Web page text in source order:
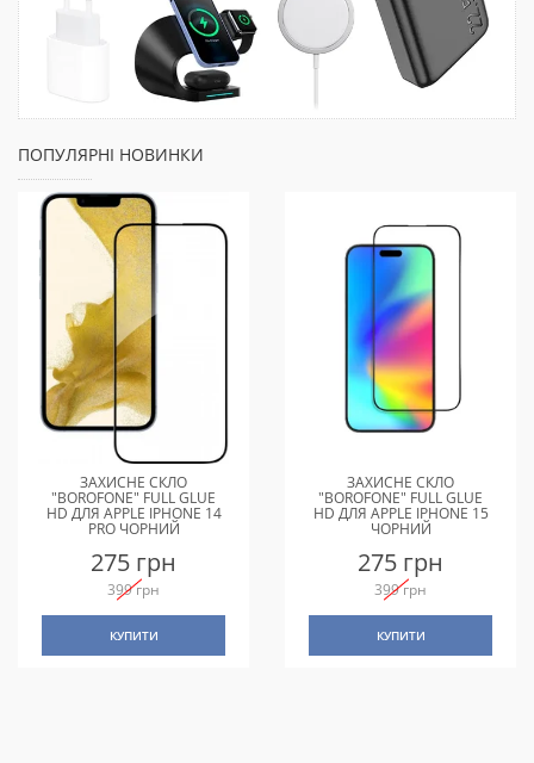
ПОПУЛЯРНІ НОВИНКИ
ЗАХИСНЕ СКЛО
"BOROFONE" FULL GLUE
HD ДЛЯ APPLE IPHONE 14
PRO ЧОРНИЙ
275 грн
399 грн
КУПИТИ
ЗАХИСНЕ СКЛО
"BOROFONE" FULL GLUE
HD ДЛЯ APPLE IPHONE 15
ЧОРНИЙ
275 грн
399 грн
КУПИТИ